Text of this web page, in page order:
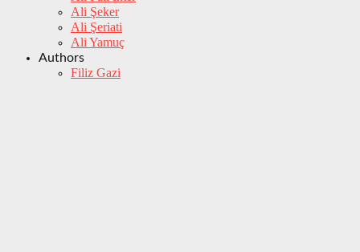
Ali Şeker
Ali Şeriati
Ali Yamuç
Authors
Filiz Gazi